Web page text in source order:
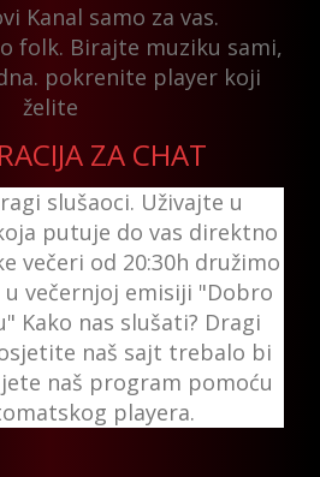
Kanal samo za vas.
folk. Birajte muziku sami,
pokrenite player koji
želite
ZA CHAT
slušaoci. Uživajte u
putuje do vas direktno
večeri od 20:30h družimo
u večernjoj emisiji "Dobro
Kako nas slušati? Dragi
naš sajt trebalo bi
naš program pomoću
playera.